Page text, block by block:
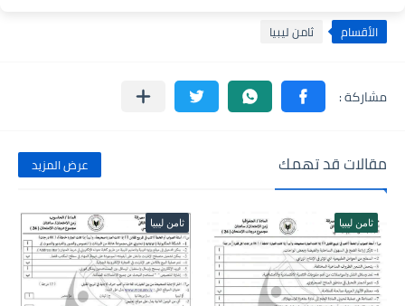
الأقسام ثامن ليبيا
مقالات قد تهمك عرض المزيد
ثامن ليبيا ثامن ليبيا